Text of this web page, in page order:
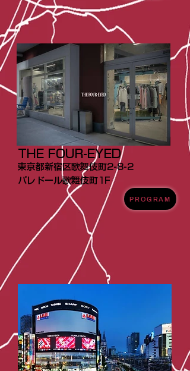
THE FOUR-EYED
東京都新宿区歌舞伎町2-8-2
パレドール歌舞伎町1F
PROGRAM